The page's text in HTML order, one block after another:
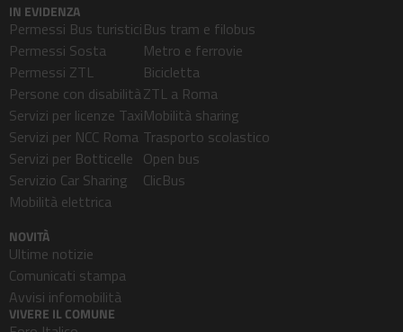
IN EVIDENZA
Permessi Bus turistici
Permessi Sosta
Permessi ZTL
Persone con disabilità
Servizi per licenze Taxi
Servizi per NCC Roma
Servizi per Botticelle
Servizio Car Sharing
Mobilità elettrica
Bus tram e filobus
Metro e ferrovie
Bicicletta
ZTL a Roma
Mobilità sharing
Trasporto scolastico
Open bus
ClicBus
NOVITÀ
Ultime notizie
Comunicati stampa
Avvisi infomobilità
VIVERE IL COMUNE